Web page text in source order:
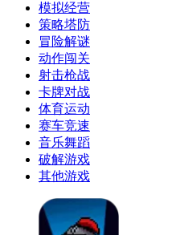
模拟经营
策略塔防
冒险解谜
动作闯关
射击枪战
卡牌对战
体育运动
赛车竞速
音乐舞蹈
破解游戏
其他游戏